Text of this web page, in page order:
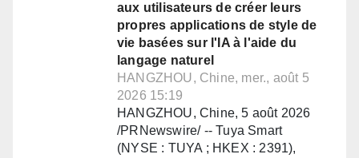
aux utilisateurs de créer leurs
propres applications de style de
vie basées sur l'IA à l'aide du
langage naturel
HANGZHOU, Chine, mer., août 5
2026 15:19
HANGZHOU, Chine, 5 août 2026
/PRNewswire/ -- Tuya Smart
(NYSE : TUYA ; HKEX : 2391),